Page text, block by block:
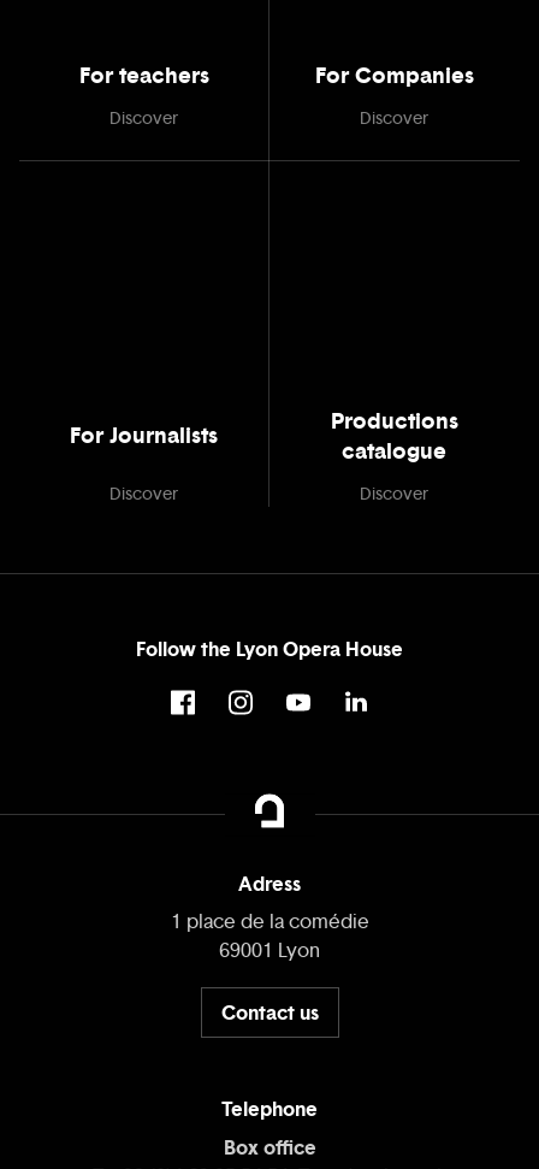
For teachers
Discover
For Companies
Discover
For Journalists
Discover
Productions
catalogue
Discover
Follow the Lyon Opera House
Adress
1 place de la comédie
69001 Lyon
Contact us
Telephone
Box office